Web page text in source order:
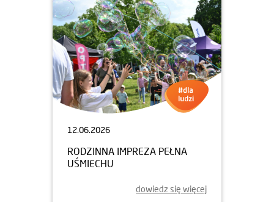
12.06.2026
RODZINNA IMPREZA PEŁNA
UŚMIECHU
dowiedz się więcej